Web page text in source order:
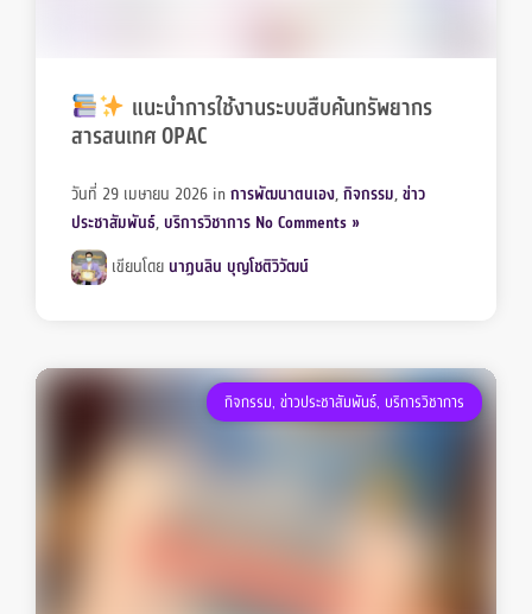
แนะนำการใช้งานระบบสืบค้นทรัพยากร
สารสนเทศ OPAC
วันที่ 29 เมษายน 2026 inการพัฒนาตนเอง,กิจกรรม,ข่าว
ประชาสัมพันธ์, บริการวิชาการ No Comments »
เขียนโดย นาฏนลิน บุญโชติวิวัฒน์
กิจกรรม, ข่าวประชาสัมพันธ์, บริการวิชาการ